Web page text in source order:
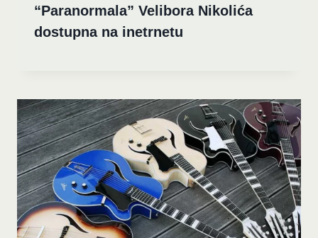
“Paranormala” Velibora Nikolića
dostupna na inetrnetu